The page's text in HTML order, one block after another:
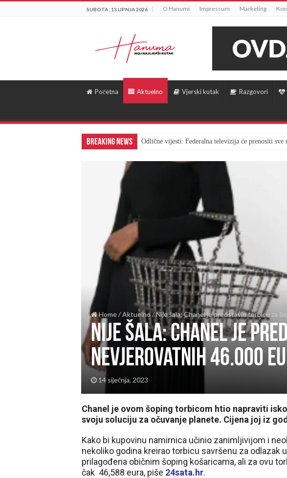
SUBOTA , 13 LIPNJA 2026 O Hanumi Impressum Marketing
Početna Aktuelno Vjerski kutak Razgovori
Breaking News Odlične vijesti: Federalna televizija će prenositi
Home/Aktuelno/Nije šala: Chanel je predstavio torbicu za
Nije šala: Chanel je
nevjerovatnih 46.000
14 siječnja, 2023
Chanel je ovom šoping torbicom htio napraviti
svoju soluciju za očuvanje planete. Cijena joj iz
Kako bi kupovinu namirnica učinio zanimljivijom i
nekoliko godina kreirao torbicu savršenu za odlazak
prilagođena običnim šoping košaricama, ali za ovu
čak 46,588 eura, piše 24sata.hr.